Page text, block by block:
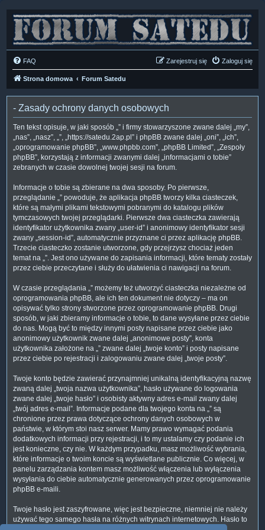
FAQ Zaloguj się
Zarejestruj się
Strona domowa Forum Satedu
- Zasady ochrony danych osobowych
Ten tekst opisuje, w jaki sposób „” i firmy stowarzyszone zwane dalej „my”,
„nas”, „nasz”, „”, „https://satedu.2ap.pl” i phpBB zwane dalej „oni”, „ich”,
„oprogramowanie phpBB”, „www.phpbb.com”, „phpBB Limited”, „Zespoły
phpBB”, korzystają z informacji zwanymi dalej „informacjami o tobie”
zebranych w czasie dowolnej twojej sesji na forum.
Informacje o tobie są zbierane na dwa sposoby. Po pierwsze,
przeglądanie „” powoduje, że aplikacja phpBB tworzy kilka ciasteczek,
które są małymi plikami tekstowymi pobranymi do katalogu plików
tymczasowych twojej przeglądarki. Pierwsze dwa ciasteczka zawierają
identyfikator użytkownika zwany „user-id” i anonimowy identyfikator sesji
zwany „session-id”, automatycznie przyznane ci przez aplikację phpBB.
Trzecie ciasteczko zostanie utworzone, gdy przejrzysz chociaż jeden
temat na „”. Jest ono używane do zapisania informacji, które tematy zostały
przez ciebie przeczytane i służy do ułatwienia ci nawigacji na forum.
W czasie przeglądania „” możemy też utworzyć ciasteczka niezależne od
oprogramowania phpBB, ale ich ten dokument nie dotyczy – ma on
opisywać tylko strony stworzone przez oprogramowanie phpBB. Drugi
sposób, w jaki zbieramy informacje o tobie, to dane wysyłane przez ciebie
do nas. Mogą być to między innymi posty napisane przez ciebie jako
anonimowy użytkownik zwane dalej „anonimowe posty”, konta
użytkownika założone na „” zwane dalej „twoje konto” i posty napisane
przez ciebie po rejestracji i zalogowaniu zwane dalej „twoje posty”.
Twoje konto będzie zawierać przynajmniej unikalną identyfikacyjną nazwę
zwaną dalej „twoja nazwa użytkownika”, hasło używane do logowania
zwane dalej „twoje hasło” i osobisty aktywny adres e-mail zwany dalej
„twój adres e-mail”. Informacje podane dla twojego konta na „” są
chronione przez prawa dotyczące ochrony danych osobowych w
państwie, w którym stoi nasz serwer. Mamy prawo wymagać podania
dodatkowych informacji przy rejestracji, i to my ustalamy czy podanie ich
jest konieczne, czy nie. W każdym przypadku, masz możliwość wybrania,
które informacje o twoim koncie są wyświetlane publicznie. Co więcej, w
panelu zarządzania kontem masz możliwość włączenia lub wyłączenia
wysyłania do ciebie automatycznie generowanych przez oprogramowanie
phpBB e-maili.
Twoje hasło jest zaszyfrowane, więc jest bezpieczne, niemniej nie należy
używać tego samego hasła na różnych witrynach internetowych. Hasło to